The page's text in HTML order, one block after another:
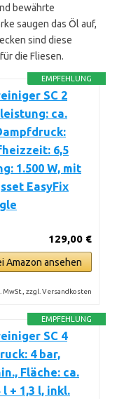
bewährte
saugen das Öl auf,
sind diese
die Fliesen.
EMPFEHLUNG
SC 2
ca.
6,5
1.500 W, mit
EasyFix
129,00 €
Amazon ansehen
MwSt., zzgl. Versandkosten
EMPFEHLUNG
SC 4
4 bar,
Fläche: ca.
l + 1,3 l, inkl.